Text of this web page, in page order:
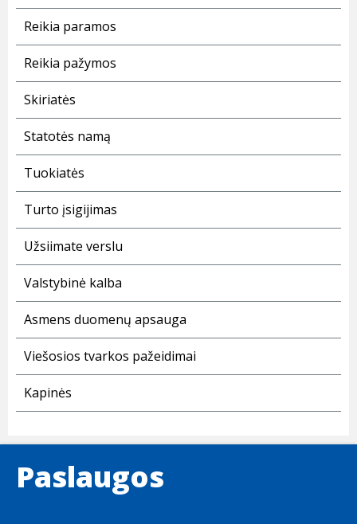
Reikia paramos
Reikia pažymos
Skiriatės
Statotės namą
Tuokiatės
Turto įsigijimas
Užsiimate verslu
Valstybinė kalba
Asmens duomenų apsauga
Viešosios tvarkos pažeidimai
Kapinės
Paslaugos